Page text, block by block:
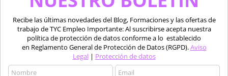
datos batimétricos de la Gran Barrera de Coral con
una calidad mejorada con una resolución ocho
veces mayor que la anterior. […]
Más información
de datos
Recibe las últimas novedades del Blog, Formaciones y las ofertas de
trabajo de TYC Empleo Importante: Al suscribirse acepta nuestra
política de protección de datos conforme a lo establecido
en Reglamento General de Protección de Datos (RGPD).Aviso
Legal| Protección de datos